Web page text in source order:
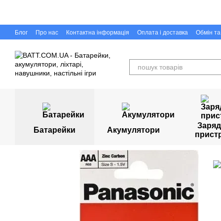
Блог Про нас Контактна інформація Оплата і доставка
Обмін
Батарейки Акумулятори